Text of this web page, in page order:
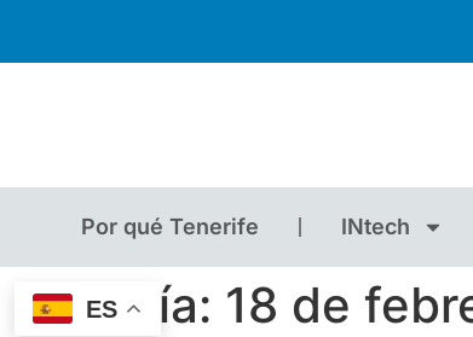
Por qué Tenerife INtech
ES Día: 18 de